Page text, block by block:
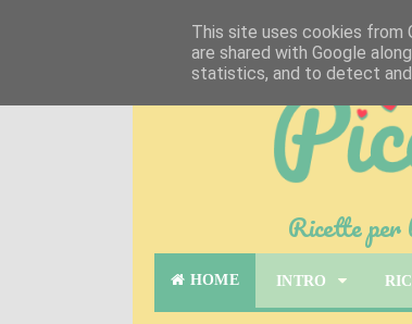
Ricette per
HOME INTRO
This site uses cookies from
are shared with Google
statistics, and to detect and